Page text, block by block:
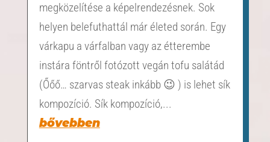
megközelítése a képelrendezésnek. Sok
helyen belefuthattál már életed során. Egy
várkapu a várfalban vagy az étterembe
instára föntről fotózott vegán tofu salátád
(Őőő… szarvas steak inkább 😉 ) is lehet sík
kompozíció. Sík kompozíció,...
bővebben